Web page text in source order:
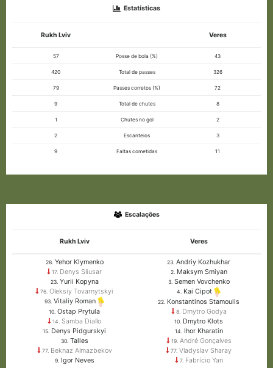
Estatísticas
Rukh Lviv Veres
57 Posse de bola (%) 43
420 Total de passes 326
79 Passes corretos (%) 72
9 Total de chutes 8
1 Chutes no gol 2
2 Escanteios 3
9 Faltas cometidas 11
Escalações
Rukh Lviv Veres
28.Yehor Klymenko
17. Denys Sliusar
23.Yurii Kopyna
76. Oleksiy Tovarnytskyi
93. Vitaliy Roman
10. Ostap Prytula
14. Samba Diallo
15. Denys Pidgurskyi
30.Talles
77.Beknaz Almazbekov
9.Igor Neves
23. Andriy Kozhukhar
2.Maksym Smiyan
3.Semen Vovchenko
4. Kai Cipot
22. Konstantinos Stamoulis
8.Dmytro Godya
10. Dmytro Klots
14. Ihor Kharatin
19.André Gonçalves
77. Vladyslav Sharay
7.Fabrício Yan